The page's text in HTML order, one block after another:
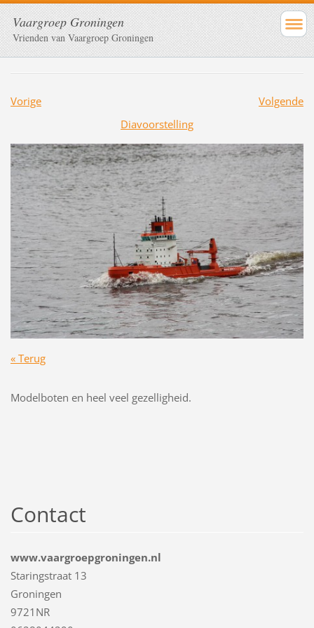
Vaargroep Groningen
Vrienden van Vaargroep Groningen
Vorige
Volgende
Diavoorstelling
« Terug
Modelboten en heel veel gezelligheid.
Contact
www.vaargroepgroningen.nl
Staringstraat 13
Groningen
9721NR